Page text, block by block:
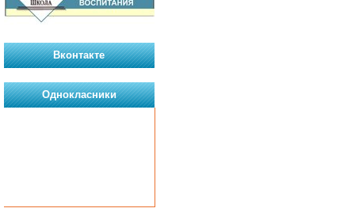
Вконтакте
Однокласники